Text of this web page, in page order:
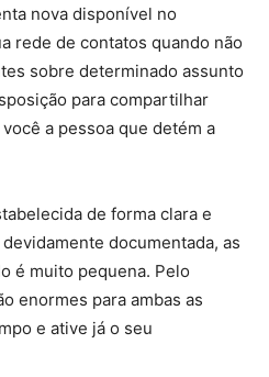
nova disponível no
rede de contatos quando não
sobre determinado assunto
para compartilhar
a pessoa que detém a
de forma clara e
documentada, as
é muito pequena. Pelo
enormes para ambas as
e ative já o seu